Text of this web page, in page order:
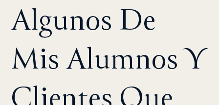
Algunos De
Mis AlumnosY